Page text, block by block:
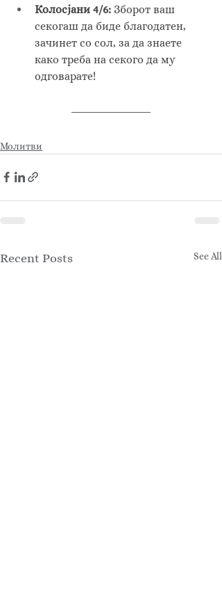
Колосјани 4/6: Зборот ваш
секогаш да биде благодатен,
зачинет со сол, за да знаете
како треба на секого да му
одговарате!
Молитви
Recent Posts See All